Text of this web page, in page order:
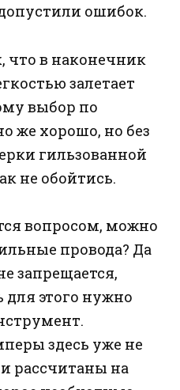
ошибок.
что в наконечник
залетает
выбор по
же хорошо, но без
гильзованной
не обойтись.
вопросом, можно
провода? Да
запрещается,
для этого нужно
здесь уже не
рассчитаны на